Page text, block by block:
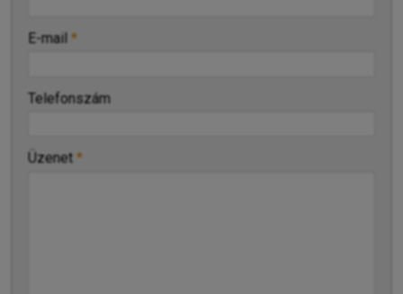
E-mail *
Telefonszám
Üzenet *